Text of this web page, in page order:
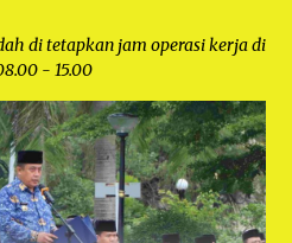
di tetapkan jam operasi kerja di
- 15.00